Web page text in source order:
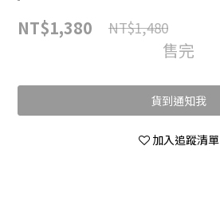
NT$1,380 NT$1,480
售完
貨到通知我
加入追蹤清單